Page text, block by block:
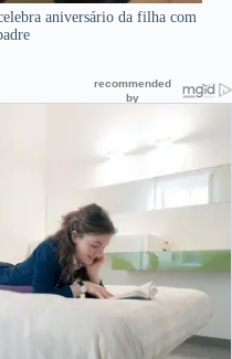
aniversário da filha com